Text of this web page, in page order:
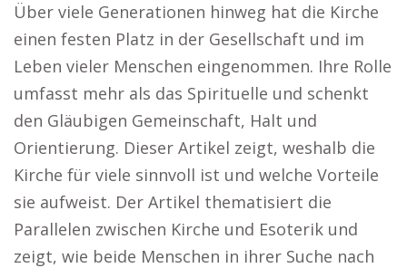
Über viele Generationen hinweg hat die Kirche
einen festen Platz in der Gesellschaft und im
Leben vieler Menschen eingenommen. Ihre Rolle
umfasst mehr als das Spirituelle und schenkt
den Gläubigen Gemeinschaft, Halt und
Orientierung. Dieser Artikel zeigt, weshalb die
Kirche für viele sinnvoll ist und welche Vorteile
sie aufweist. Der Artikel thematisiert die
Parallelen zwischen Kirche und Esoterik und
zeigt, wie beide Menschen in ihrer Suche nach